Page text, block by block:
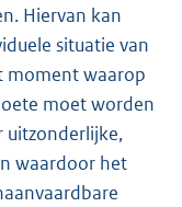
Hiervan kan
situatie van
moment waarop
moet worden
uitzonderlijke,
waardoor het